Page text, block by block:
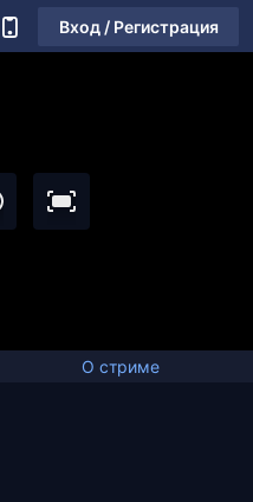
Вход / Регистрация
О стриме